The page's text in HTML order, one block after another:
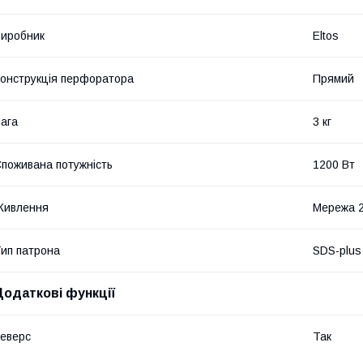
Eltos
перфоратора Прямий
3 кг
потужність 1200 Вт
Мережа
патрона SDS-plus
функції
Так